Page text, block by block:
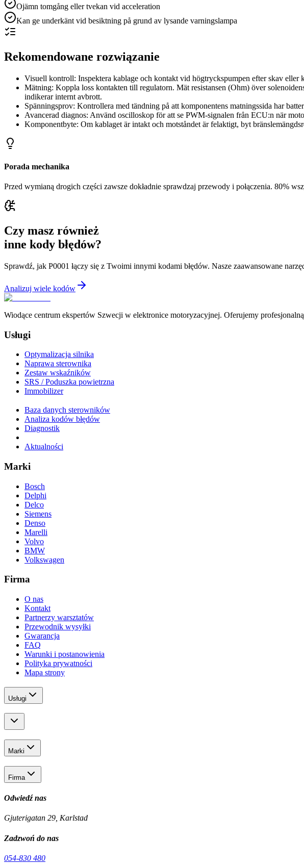
Ojämn tomgång eller tvekan vid acceleration
Kan ge underkänt vid besiktning på grund av lysande varningslampa
Rekomendowane rozwiązanie
Visuell kontroll: Inspektera kablage och kontakt vid högtryckspumpen efter skav eller
Mätning: Koppla loss kontakten till regulatorn. Mät resistansen (Ohm) över
indikerar internt avbrott.
Spänningsprov: Kontrollera med tändning på att komponentens matningssida har
Avancerad diagnos: Använd oscilloskop för att se PWM-signalen från ECU:n när
Komponentbyte: Om kablaget är intakt och motståndet är felaktigt, byt
Porada mechanika
Przed wymianą drogich części zawsze dokładnie sprawdzaj przewody i połączenia. 80%
Czy masz również
inne kody błędów?
Sprawdź, jak P0001 łączy się z Twoimi innymi kodami błędów. Nasze zaawansowane
Analizuj wiele kodów
Wiodące centrum ekspertów Szwecji w elektronice motoryzacyjnej. Oferujemy
Usługi
Optymalizacja silnika
Naprawa sterownika
Zestaw wskaźników
SRS / Poduszka powietrzna
Immobilizer
Baza danych sterowników
Analiza kodów błędów
Diagnostik
Aktualności
Marki
Bosch
Delphi
Delco
Siemens
Denso
Marelli
Volvo
BMW
Volkswagen
Firma
O nas
Kontakt
Partnerzy warsztatów
Przewodnik wysyłki
Gwarancja
FAQ
Warunki i postanowienia
Polityka prywatności
Mapa strony
Usługi
Marki
Firma
Odwiedź nas
Gjuterigatan 29, Karlstad
Zadzwoń do nas
054-830 480